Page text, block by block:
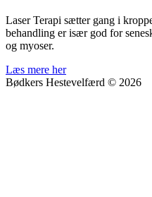
Laser Terapi sætter gang i
behandling er især god for
og myoser.
Læs mere her
Bødkers Hestevelfærd © 2026